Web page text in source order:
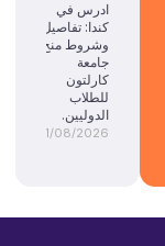
ادرس في
كندا: تفاصيل
وشروط منح
جامعة
كارلتون
للطلاب
الدوليين.
01/08/2026